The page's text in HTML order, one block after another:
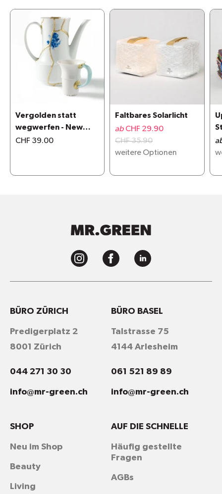
Vergolden statt
wegwerfen - New
Kintsugi repair kit
CHF 39.00
Faltbares Solarlicht
ab CHF 29.90
CHF 35.90
weitere Optionen
BÜRO ZÜRICH
Predigerplatz 2
8001 Zürich
044 271 30 30
info@mr-green.ch
BÜRO BASEL
Talstrasse 75
4144 Arlesheim
061 521 89 89
info@mr-green.ch
AUF DIE SCHNELLE
Häufig gestellte
Fragen
AGBs
SHOP
Neu im Shop
Beauty
Living